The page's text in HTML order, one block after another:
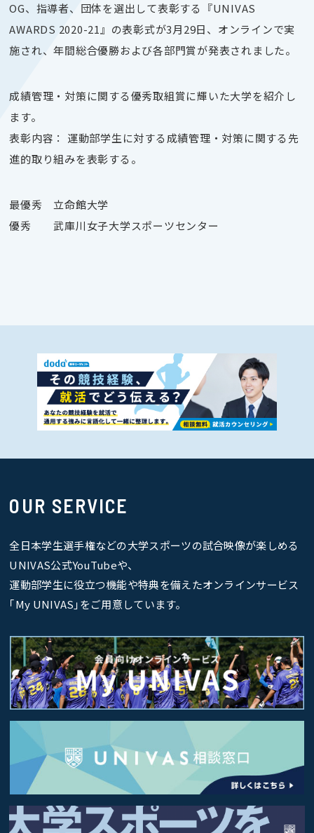
OG、指導者、団体を選出して表彰する『UNIVAS
AWARDS 2020-21』の表彰式が3月29日、オンラインで実
施され、年間総合優勝および各部門賞が発表されました。
成績管理・対策に関する優秀取組賞に輝いた大学を紹介し
ます。
表彰内容： 運動部学生に対する成績管理・対策に関する先
進的取り組みを表彰する。
最優秀 立命館大学
優秀 武庫川女子大学スポーツセンター
OUR SERVICE
全日本学生選手権などの大学スポーツの試合映像が楽しめる
UNIVAS公式YouTubeや、
運動部学生に役立つ機能や特典を備えたオンラインサービス
｢My UNIVAS｣をご用意しています。